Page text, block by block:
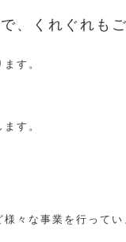
、くれぐれも
す。
す。
様々な事業を行って